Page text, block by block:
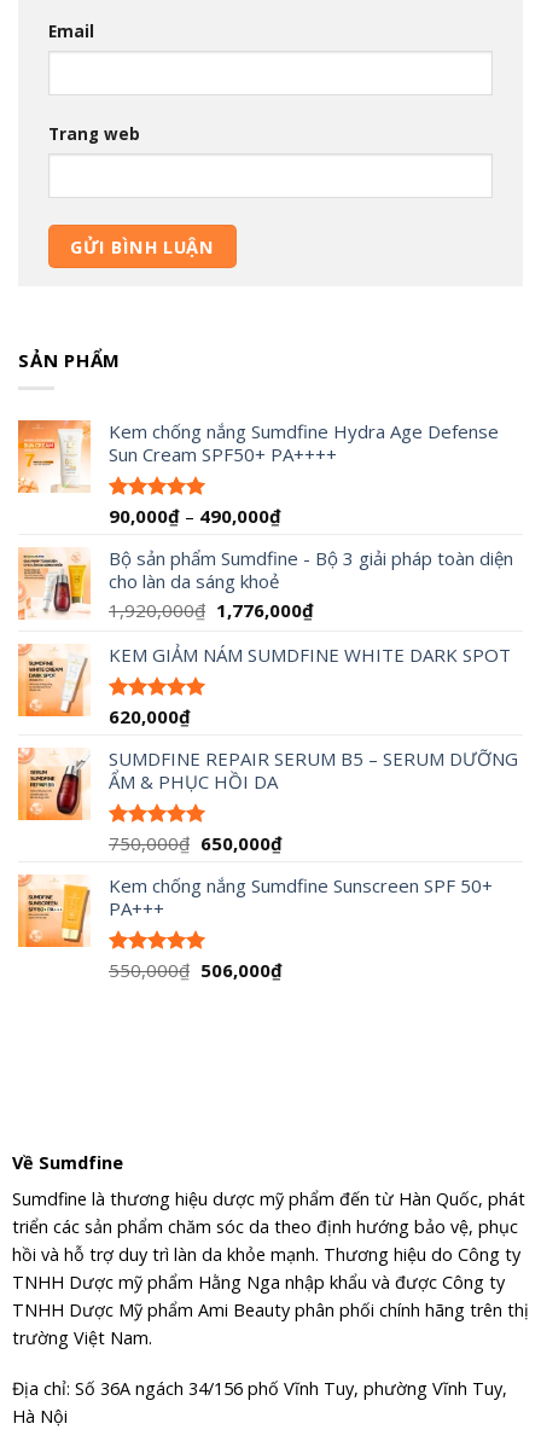
Email
Trang web
SẢN PHẨM
Kem chống nắng Sumdfine Hydra Age Defense
Sun Cream SPF50+ PA++++
Được xếp
5 sao
90,000₫ – 490,000₫Khoảng
từ
đến
Bộ sản phẩm Sumdfine - Bộ 3 giải pháp toàn diện
cho làn da sáng khoẻ
1,920,000₫ Giá
là:
1,776,000₫Giá
tại
KEM GIẢM NÁM SUMDFINE WHITE DARK SPOT
Được xếp
5 sao
620,000₫
SUMDFINE REPAIR SERUM B5 – SERUM DƯỠNG
ẨM & PHỤC HỒI DA
Được xếp
5 sao
750,000₫ Giá
là:
650,000₫Giá
tại
Kem chống nắng Sumdfine Sunscreen SPF 50+
PA+++
Được xếp
550,000₫ Giá
506,000₫Giá
Về Sumdfine
Sumdfine là thương hiệu dược mỹ phẩm đến từ Hàn Quốc, phát
triển các sản phẩm chăm sóc da theo định hướng bảo vệ, phục
hồi và hỗ trợ duy trì làn da khỏe mạnh. Thương hiệu do Công ty
TNHH Dược mỹ phẩm Hằng Nga nhập khẩu và được Công ty
TNHH Dược Mỹ phẩm Ami Beauty phân phối chính hãng trên thị
trường Việt Nam.
Địa chỉ: Số 36A ngách 34/156 phố Vĩnh Tuy, phường Vĩnh Tuy,
Hà Nội